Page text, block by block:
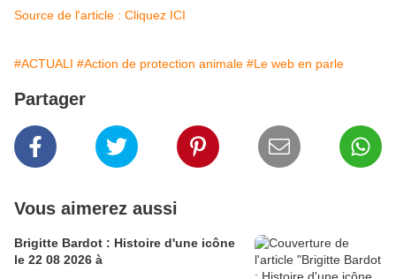
Source de l'article : Cliquez ICI
#ACTUALI #Action de protection animale #Le web en parle
Partager
Vous aimerez aussi
Brigitte Bardot : Histoire d'une icône
le 22 08 2026 à